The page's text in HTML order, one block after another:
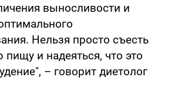
выносливости и
Нельзя просто съесть
и надеяться, что это
– говорит диетолог